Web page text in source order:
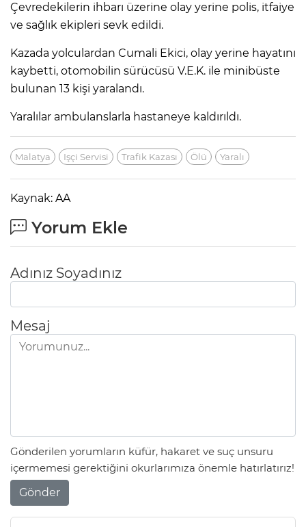
Çevredekilerin ihbarı üzerine olay yerine polis, itfaiye
ve sağlık ekipleri sevk edildi.
Kazada yolculardan Cumali Ekici, olay yerine hayatını
kaybetti, otomobilin sürücüsü V.E.K. ile minibüste
bulunan 13 kişi yaralandı.
Yaralılar ambulanslarla hastaneye kaldırıldı.
Malatya Işçi Servisi Trafik Kazası Ölü Yaralı
Kaynak: AA
Yorum Ekle
Adınız Soyadınız
Mesaj
Gönderilen yorumların küfür, hakaret ve suç unsuru
içermemesi gerektiğini okurlarımıza önemle hatırlatırız!
Gönder